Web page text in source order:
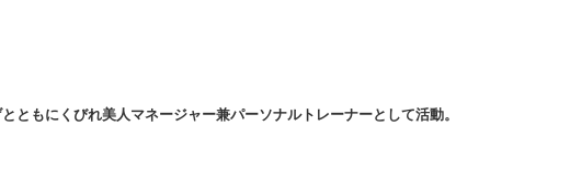
ともにくびれ美人マネージャー兼パーソナルトレーナーとして活動。